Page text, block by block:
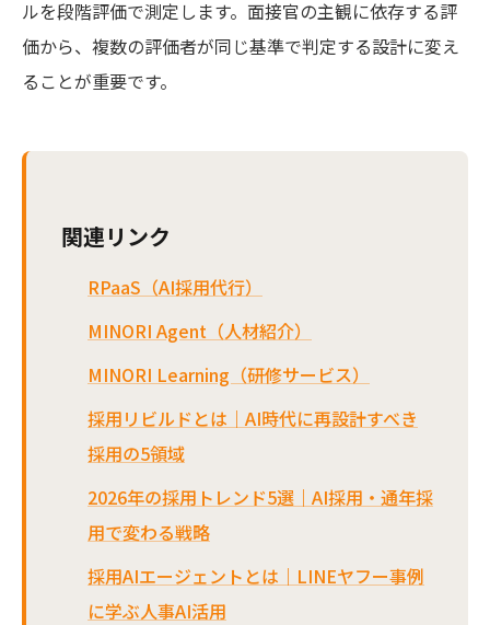
ルを段階評価で測定します。面接官の主観に依存する評
価から、複数の評価者が同じ基準で判定する設計に変え
ることが重要です。
関連リンク
RPaaS（AI採用代行）
MINORI Agent（人材紹介）
MINORI Learning（研修サービス）
採用リビルドとは｜AI時代に再設計すべき
採用の5領域
2026年の採用トレンド5選｜AI採用・通年採
用で変わる戦略
採用AIエージェントとは｜LINEヤフー事例
に学ぶ人事AI活用